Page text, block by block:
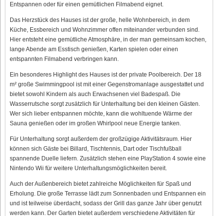
Entspannen oder für einen gemütlichen Filmabend eignet.
Das Herzstück des Hauses ist der große, helle Wohnbereich, in dem
Küche, Essbereich und Wohnzimmer offen miteinander verbunden sind.
Hier entsteht eine gemütliche Atmosphäre, in der man gemeinsam kochen,
lange Abende am Esstisch genießen, Karten spielen oder einen
entspannten Filmabend verbringen kann.
Ein besonderes Highlight des Hauses ist der private Poolbereich. Der 18
m² große Swimmingpool ist mit einer Gegenstromanlage ausgestattet und
bietet sowohl Kindern als auch Erwachsenen viel Badespaß. Die
Wasserrutsche sorgt zusätzlich für Unterhaltung bei den kleinen Gästen.
Wer sich lieber entspannen möchte, kann die wohltuende Wärme der
Sauna genießen oder im großen Whirlpool neue Energie tanken.
Für Unterhaltung sorgt außerdem der großzügige Aktivitätsraum. Hier
können sich Gäste bei Billard, Tischtennis, Dart oder Tischfußball
spannende Duelle liefern. Zusätzlich stehen eine PlayStation 4 sowie eine
Nintendo Wii für weitere Unterhaltungsmöglichkeiten bereit.
Auch der Außenbereich bietet zahlreiche Möglichkeiten für Spaß und
Erholung. Die große Terrasse lädt zum Sonnenbaden und Entspannen ein
und ist teilweise überdacht, sodass der Grill das ganze Jahr über genutzt
werden kann. Der Garten bietet außerdem verschiedene Aktivitäten für